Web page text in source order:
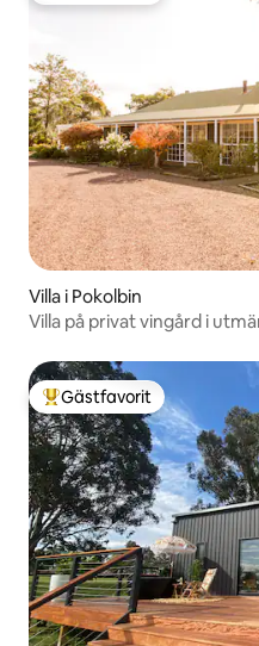
Villa i Pokolbin
Villa på privat vingård i
Populär gästfavorit
Gästfavorit